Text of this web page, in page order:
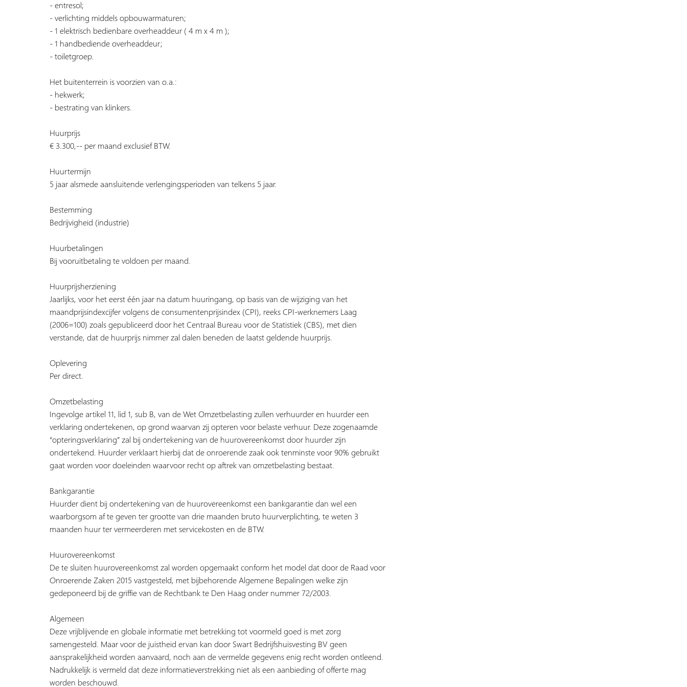
- entresol;
- verlichting middels opbouwarmaturen;
- 1 elektrisch bedienbare overheaddeur ( 4 m x 4 m );
- 1 handbediende overheaddeur;
- toiletgroep.
Het buitenterrein is voorzien van o.a.:
- hekwerk;
- bestrating van klinkers.
Huurprijs
€ 3.300,-- per maand exclusief BTW.
Huurtermijn
5 jaar alsmede aansluitende verlengingsperioden van telkens 5 jaar.
Bestemming
Bedrijvigheid (industrie)
Huurbetalingen
Bij vooruitbetaling te voldoen per maand.
Huurprijsherziening
Jaarlijks, voor het eerst één jaar na datum huuringang, op basis van de wijziging van het
maandprijsindexcijfer volgens de consumentenprijsindex (CPI), reeks CPI-werknemers Laag
(2006=100) zoals gepubliceerd door het Centraal Bureau voor de Statistiek (CBS), met dien
verstande, dat de huurprijs nimmer zal dalen beneden de laatst geldende huurprijs.
Oplevering
Per direct.
Omzetbelasting
Ingevolge artikel 11, lid 1, sub B, van de Wet Omzetbelasting zullen verhuurder en huurder een
verklaring ondertekenen, op grond waarvan zij opteren voor belaste verhuur. Deze zogenaamde
“opteringsverklaring” zal bij ondertekening van de huurovereenkomst door huurder zijn
ondertekend. Huurder verklaart hierbij dat de onroerende zaak ook tenminste voor 90% gebruikt
gaat worden voor doeleinden waarvoor recht op aftrek van omzetbelasting bestaat.
Bankgarantie
Huurder dient bij ondertekening van de huurovereenkomst een bankgarantie dan wel een
waarborgsom af te geven ter grootte van drie maanden bruto huurverplichting, te weten 3
maanden huur ter vermeerderen met servicekosten en de BTW.
Huurovereenkomst
De te sluiten huurovereenkomst zal worden opgemaakt conform het model dat door de Raad voor
Onroerende Zaken 2015 vastgesteld, met bijbehorende Algemene Bepalingen welke zijn
gedeponeerd bij de griffie van de Rechtbank te Den Haag onder nummer 72/2003.
Algemeen
Deze vrijblijvende en globale informatie met betrekking tot voormeld goed is met zorg
samengesteld. Maar voor de juistheid ervan kan door Swart Bedrijfshuisvesting BV geen
aansprakelijkheid worden aanvaard, noch aan de vermelde gegevens enig recht worden ontleend.
Nadrukkelijk is vermeld dat deze informatieverstrekking niet als een aanbieding of offerte mag
worden beschouwd.